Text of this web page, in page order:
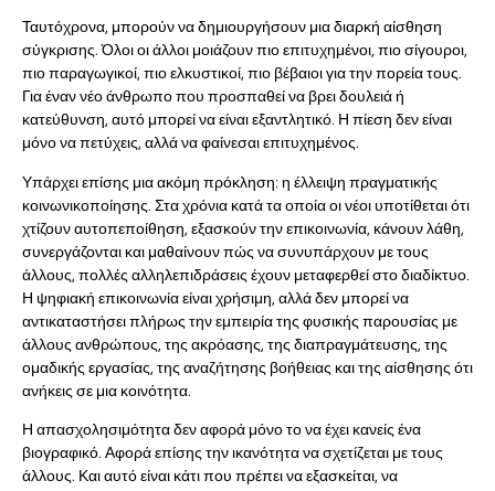
Ταυτόχρονα, μπορούν να δημιουργήσουν μια διαρκή αίσθηση
σύγκρισης. Όλοι οι άλλοι μοιάζουν πιο επιτυχημένοι, πιο σίγουροι,
πιο παραγωγικοί, πιο ελκυστικοί, πιο βέβαιοι για την πορεία τους.
Για έναν νέο άνθρωπο που προσπαθεί να βρει δουλειά ή
κατεύθυνση, αυτό μπορεί να είναι εξαντλητικό. Η πίεση δεν είναι
μόνο να πετύχεις, αλλά να φαίνεσαι επιτυχημένος.
Υπάρχει επίσης μια ακόμη πρόκληση: η έλλειψη πραγματικής
κοινωνικοποίησης. Στα χρόνια κατά τα οποία οι νέοι υποτίθεται ότι
χτίζουν αυτοπεποίθηση, εξασκούν την επικοινωνία, κάνουν λάθη,
συνεργάζονται και μαθαίνουν πώς να συνυπάρχουν με τους
άλλους, πολλές αλληλεπιδράσεις έχουν μεταφερθεί στο διαδίκτυο.
Η ψηφιακή επικοινωνία είναι χρήσιμη, αλλά δεν μπορεί να
αντικαταστήσει πλήρως την εμπειρία της φυσικής παρουσίας με
άλλους ανθρώπους, της ακρόασης, της διαπραγμάτευσης, της
ομαδικής εργασίας, της αναζήτησης βοήθειας και της αίσθησης ότι
ανήκεις σε μια κοινότητα.
Η απασχολησιμότητα δεν αφορά μόνο το να έχει κανείς ένα
βιογραφικό. Αφορά επίσης την ικανότητα να σχετίζεται με τους
άλλους. Και αυτό είναι κάτι που πρέπει να εξασκείται, να